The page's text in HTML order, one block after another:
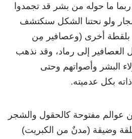
ربما ما حوله من بشر قد تجمدوا
ولو نحتنا الشكل سنكتشف
بلقطة أخرى (وعصافير مِن
العصافير إلى رماد، وقد نذهب
البشر وأصواتهم وحتى
ذاته بكل عدميته.
عوالم مفتوحة كالحقول والشجر
وضيقة (مدنٌ من الكبريت)